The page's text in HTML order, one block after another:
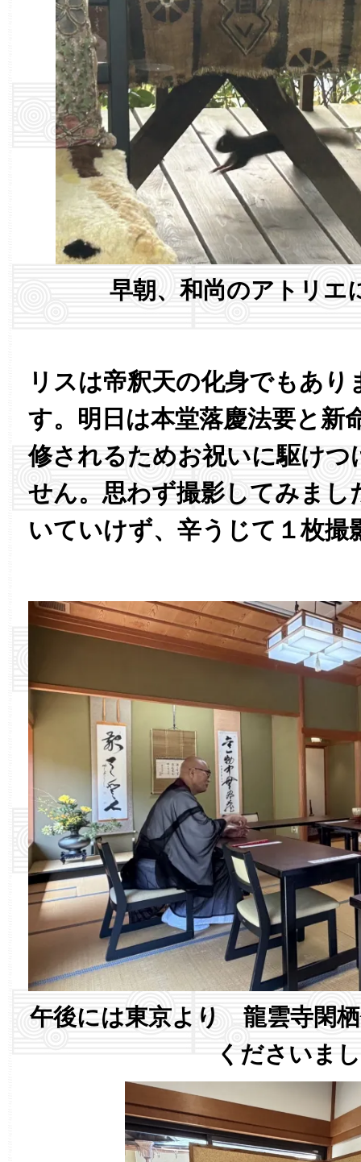
早朝、和尚のアトリエ
リスは帝釈天の化身でもあ
す。明日は本堂落慶法要と新
修されるためお祝いに駆け
せん。思わず撮影してみま
いていけず、辛うじて１枚撮
午後には東京より 龍雲寺閑
くださいま